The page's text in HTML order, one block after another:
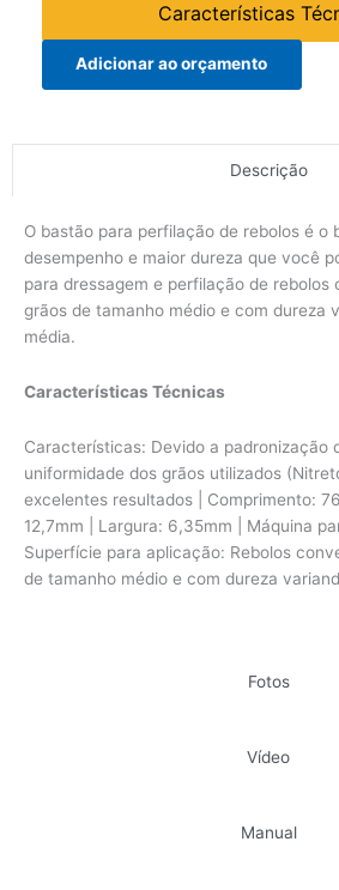
Características
Adicionar ao orçamento
Descrição
Fotos
Vídeo
Manual
O bastão para perfilação de rebolos é o
desempenho e maior dureza que você
para dressagem e perfilação de rebolos
grãos de tamanho médio e com dureza
média.
Características Técnicas
Características: Devido a padronização
uniformidade dos grãos utilizados
excelentes resultados | Comprimento:
12,7mm | Largura: 6,35mm | Máquina
Superfície para aplicação: Rebolos
de tamanho médio e com dureza